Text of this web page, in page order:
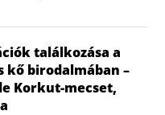
találkozása a
kő birodalmában –
Korkut-mecset,